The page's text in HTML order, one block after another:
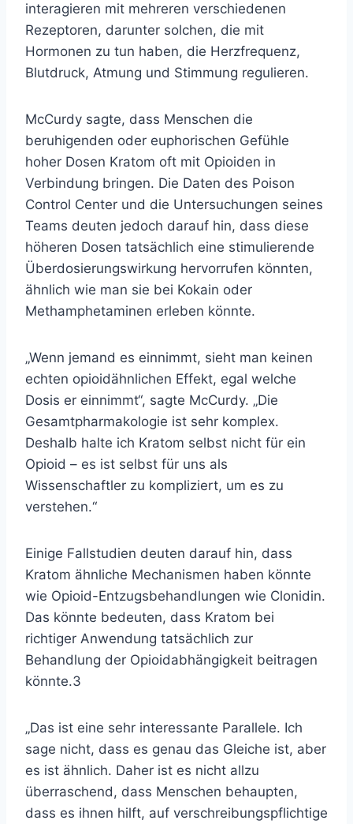
interagieren mit mehreren verschiedenen
Rezeptoren, darunter solchen, die mit
Hormonen zu tun haben, die Herzfrequenz,
Blutdruck, Atmung und Stimmung regulieren.
McCurdy sagte, dass Menschen die
beruhigenden oder euphorischen Gefühle
hoher Dosen Kratom oft mit Opioiden in
Verbindung bringen. Die Daten des Poison
Control Center und die Untersuchungen seines
Teams deuten jedoch darauf hin, dass diese
höheren Dosen tatsächlich eine stimulierende
Überdosierungswirkung hervorrufen könnten,
ähnlich wie man sie bei Kokain oder
Methamphetaminen erleben könnte.
„Wenn jemand es einnimmt, sieht man keinen
echten opioidähnlichen Effekt, egal welche
Dosis er einnimmt“, sagte McCurdy. „Die
Gesamtpharmakologie ist sehr komplex.
Deshalb halte ich Kratom selbst nicht für ein
Opioid – es ist selbst für uns als
Wissenschaftler zu kompliziert, um es zu
verstehen.“
Einige Fallstudien deuten darauf hin, dass
Kratom ähnliche Mechanismen haben könnte
wie Opioid-Entzugsbehandlungen wie Clonidin.
Das könnte bedeuten, dass Kratom bei
richtiger Anwendung tatsächlich zur
Behandlung der Opioidabhängigkeit beitragen
könnte.3
„Das ist eine sehr interessante Parallele. Ich
sage nicht, dass es genau das Gleiche ist, aber
es ist ähnlich. Daher ist es nicht allzu
überraschend, dass Menschen behaupten,
dass es ihnen hilft, auf verschreibungspflichtige